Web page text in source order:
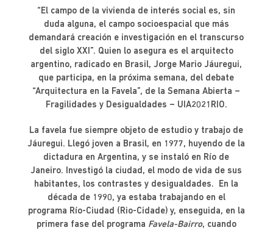
“El campo de la vivienda de interés social es, sin
duda alguna, el campo socioespacial que más
demandará creación e investigación en el transcurso
del siglo XXI”. Quien lo asegura es el arquitecto
argentino, radicado en Brasil, Jorge Mario Jáuregui,
que participa, en la próxima semana, del debate
“Arquitectura en la Favela”, de la Semana Abierta –
Fragilidades y Desigualdades – UIA2021RIO.
La favela fue siempre objeto de estudio y trabajo de
Jáuregui. Llegó joven a Brasil, en 1977, huyendo de la
dictadura en Argentina, y se instaló en Río de
Janeiro. Investigó la ciudad, el modo de vida de sus
habitantes, los contrastes y desigualdades. En la
década de 1990, ya estaba trabajando en el
programa Río-Ciudad (Rio-Cidade) y, enseguida, en la
primera fase del programa Favela-Bairro, cuando